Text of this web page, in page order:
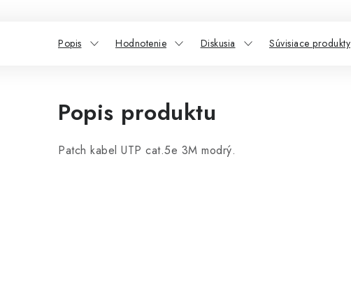
Popis Hodnotenie Diskusia Súvisiace produkty
Popis produktu
Patch kabel UTP cat.5e 3M modrý.